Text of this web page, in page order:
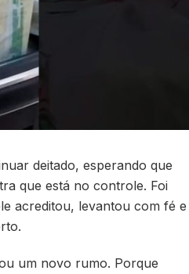
deitado, esperando que
que está no controle. Foi
acreditou, levantou com fé e
um novo rumo. Porque